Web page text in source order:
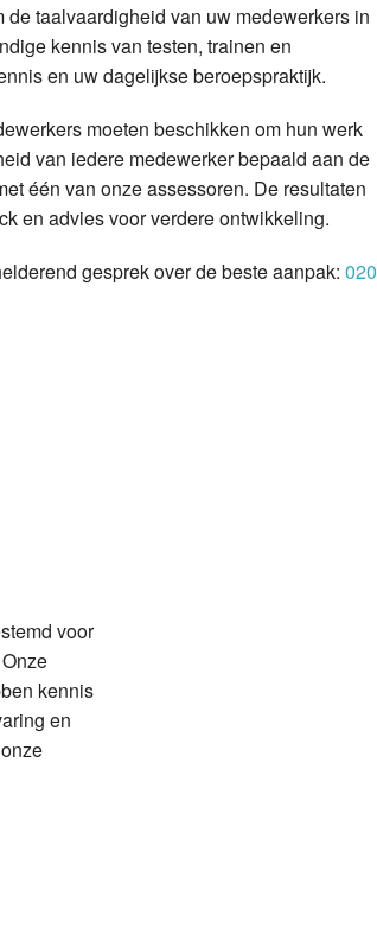
taalvaardigheid van uw medewerkers in
kennis van testen, trainen en
en uw dagelijkse beroepspraktijk.
moeten beschikken om hun werk
van iedere medewerker bepaald aan de
één van onze assessoren. De resultaten
en advies voor verdere ontwikkeling.
gesprek over de beste aanpak: 020
voor
kennis
en